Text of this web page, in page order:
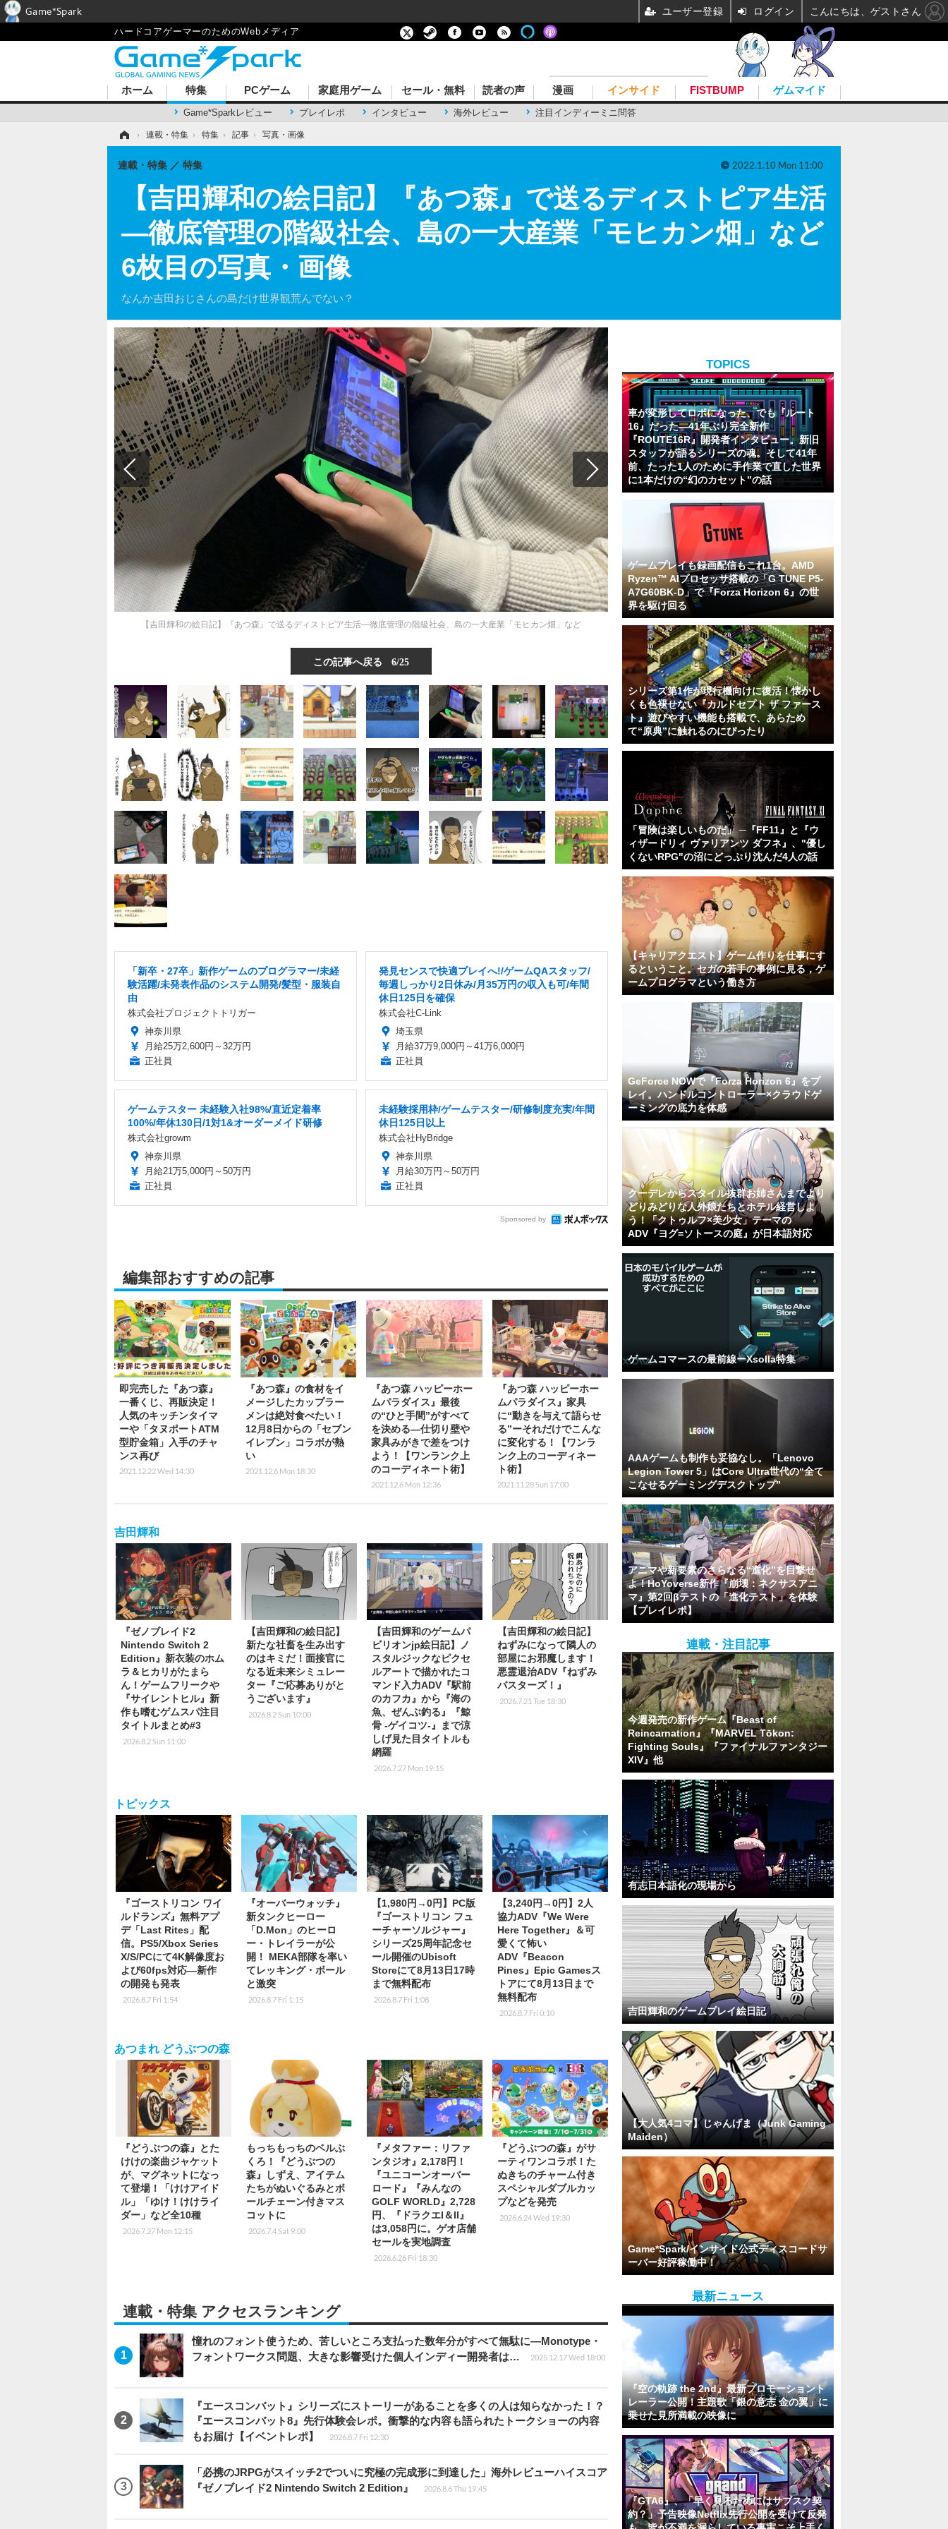
ハードコアゲーマーのためのWebメディア
ホーム 特集
Game*Sparkレビュー プレイレポ インタビュー 海外レビュー 注目インディーミニ問答
PCゲーム 家庭用ゲーム セール・無料 読者の声 漫画 インサイド FISTBUMP ゲムマイド
› 連載・特集 › 特集 › 記事 › 写真・画像
【吉田輝和の絵日記】『あつ森』で送るディストピア生活
―徹底管理の階級社会、島の一大産業「モヒカン畑」など
6枚目の写真・画像
なんか吉田おじさんの島だけ世界観荒んでない？
連載・特集 特集 2022.1.10 Mon 11:00
【吉田輝和の絵日記】『あつ森』で送るディストピア生活―徹底管理の階級社会、島の一大産業「モヒカン畑」など
この記事へ戻る 6/25
「新卒・27卒」新作ゲームのプログラマー/未経
験活躍/未発表作品のシステム開発/髪型・服装自
由
株式会社プロジェクトトリガー
神奈川県
月給25万2,600円～32万円
正社員
発見センスで快適プレイへ!/ゲームQAスタッフ/
毎週しっかり2日休み/月35万円の収入も可/年間
休日125日を確保
株式会社C-Link
埼玉県
月給37万9,000円～41万6,000円
正社員
ゲームテスター 未経験入社98%/直近定着率
100%/年休130日/1対1&オーダーメイド研修
株式会社growm
神奈川県
月給21万5,000円～50万円
正社員
未経験採用枠/ゲームテスター/研修制度充実/年間
休日125日以上
株式会社HyBridge
神奈川県
月給30万円～50万円
正社員
Sponsored by
編集部おすすめの記事
即完売した『あつ森』
一番くじ、再販決定！
人気のキッチンタイマ
ーや「タヌポートATM
型貯金箱」入手のチャ
ンス再び
2021.12.22 Wed 14:30
『あつ森』の食材をイ
メージしたカップラー
メンは絶対食べたい！
12月8日からの「セブン
イレブン」コラボが熱
い
2021.12.6 Mon 18:30
『あつ森 ハッピーホー
ムパラダイス』最後
の“ひと手間”がすべて
を決める―仕切り壁や
家具みがきで差をつけ
よう！【ワンランク上
のコーディネート術】
2021.12.6 Mon 12:36
『あつ森 ハッピーホー
ムパラダイス』家具
に“動きを与えて語らせ
る”ーそれだけでこんな
に変化する！【ワンラ
ンク上のコーディネー
ト術】
2021.11.28 Sun 17:00
吉田輝和
『ゼノブレイド2
Nintendo Switch 2
Edition』新衣装のホム
ラ＆ヒカリがたまら
ん！ゲームフリークや
『サイレントヒル』新
作も嗜むゲムスパ注目
タイトルまとめ#3
2026.8.2 Sun 11:00
【吉田輝和の絵日記】
新たな社畜を生み出す
のはキミだ！面接官に
なる近未来シミュレー
ター『ご応募ありがと
うございます』
2026.8.2 Sun 10:00
【吉田輝和のゲームパ
ビリオンjp絵日記】ノ
スタルジックなピクセ
ルアートで描かれたコ
マンド入力ADV『駅前
のカフカ』から『海の
魚、ぜんぶ釣る』『鯨
骨 -ゲイコツ-』まで涼
しげ見た目タイトルも
網羅
2026.7.27 Mon 19:15
【吉田輝和の絵日記】
ねずみになって隣人の
部屋にお邪魔します！
悪霊退治ADV『ねずみ
バスターズ！』
2026.7.21 Tue 18:30
トピックス
『ゴーストリコン ワイ
ルドランズ』無料アプ
デ「Last Rites」配
信。PS5/Xbox Series
X/S/PCにて4K解像度お
よび60fps対応―新作
の開発も発表
2026.8.7 Fri 1:54
『オーバーウォッチ』
新タンクヒーロー
「D.Mon」のヒーロ
ー・トレイラーが公
開！ MEKA部隊を率い
てレッキング・ボール
と激突
2026.8.7 Fri 1:15
【1,980円→0円】PC版
『ゴーストリコン フュ
ーチャーソルジャー』
シリーズ25周年記念セ
ール開催のUbisoft
Storeにて8月13日17時
まで無料配布
2026.8.7 Fri 1:08
【3,240円→0円】2人
協力ADV『We Were
Here Together』＆可
愛くて怖い
ADV『Beacon
Pines』Epic Gamesス
トアにて8月13日まで
無料配布
2026.8.7 Fri 0:10
あつまれ どうぶつの森
『どうぶつの森』とた
けけの楽曲ジャケット
が、マグネットになっ
て登場！「けけアイド
ル」「ゆけ！けけライ
ダー」など全10種
2026.7.27 Mon 12:15
もっちもっちのベルぶ
くろ！『どうぶつの
森』しずえ、アイテム
たちがぬいぐるみとボ
ールチェーン付きマス
コットに
2026.7.4 Sat 9:00
『メタファー：リファ
ンタジオ』2,178円！
『ユニコーンオーバー
ロード』『みんなの
GOLF WORLD』2,728
円、『ドラクエI＆II』
は3,058円に。ゲオ店舗
セールを実地調査
2026.6.26 Fri 18:30
『どうぶつの森』がサ
ーティワンコラボ！た
ぬきちのチャーム付き
スペシャルダブルカッ
プなどを発売
2026.6.24 Wed 19:30
連載・特集 アクセスランキング
憧れのフォント使うため、苦しいところ支払った数年分がすべて無駄に―Monotype・
フォントワークス問題、大きな影響受けた個人インディー開発者は…
2025.12.17 Wed 18:00
『エースコンバット』シリーズにストーリーがあることを多くの人は知らなかった！？
『エースコンバット8』先行体験会レポ。衝撃的な内容も語られたトークショーの内容
もお届け【イベントレポ】
2026.8.7 Fri 12:30
「必携のJRPGがスイッチ2でついに究極の完成形に到達した」海外レビューハイスコア
『ゼノブレイド2 Nintendo Switch 2 Edition』
2026.8.6 Thu 19:45
TOPICS
車が変形してロボになった、でも『ルート
16』だった―41年ぶり完全新作
『ROUTE16R』開発者インタビュー。新旧
スタッフが語るシリーズの魂。そして41年
前、たった1人のために手作業で直した世界
に1本だけの“幻のカセット”の話
ゲームプレイも録画配信もこれ1台。AMD
Ryzen™ AIプロセッサ搭載の「G TUNE P5-
A7G60BK-D」で『Forza Horizon 6』の世
界を駆け回る
シリーズ第1作が現行機向けに復活！懐かし
くも色褪せない『カルドセプト ザ ファース
ト』遊びやすい機能も搭載で、あらため
て“原典”に触れるのにぴったり
「冒険は楽しいものだ」 ─『FF11』と『ウ
ィザードリィ ヴァリアンツ ダフネ』、"優し
くないRPG"の沼にどっぷり沈んだ4人の話
【キャリアクエスト】ゲーム作りを仕事にす
るということ。セガの若手の事例に見る，ゲ
ームプログラマという働き方
GeForce NOWで『Forza Horizon 6』をプ
レイ。ハンドルコントローラー×クラウドゲ
ーミングの底力を体感
クーデレからスタイル抜群お姉さんまでより
どりみどりな人外娘たちとホテル経営しよ
う！「クトゥルフ×美少女」テーマの
ADV『ヨグ=ソトースの庭』が日本語対応
ゲームコマースの最前線ーXsolla特集
AAAゲームも制作も妥協なし。「Lenovo
Legion Tower 5」はCore Ultra世代の“全て
こなせるゲーミングデスクトップ”
アニマや新要素のさらなる“進化”を目撃せ
よ！HoYoverse新作『崩壊：ネクサスアニ
マ』第2回βテストの「進化テスト」を体験
【プレイレポ】
連載・注目記事
今週発売の新作ゲーム『Beast of
Reincarnation』『MARVEL Tōkon:
Fighting Souls』『ファイナルファンタジー
XIV』他
有志日本語化の現場から
吉田輝和のゲームプレイ絵日記
【大人気4コマ】じゃんげま（Junk Gaming
Maiden）
Game*Spark/インサイド公式ディスコードサ
ーバー好評稼働中！
最新ニュース
『空の軌跡 the 2nd』最新プロモーショント
レーラー公開！主題歌「銀の意志 金の翼」に
乗せた見所満載の映像に
『GTA6』、「早く見るためにはサブスク契
約？」予告映像Netflix先行公開を受けて反発
Game*Spark ユーザー登録 ログイン こんにちは、ゲストさん